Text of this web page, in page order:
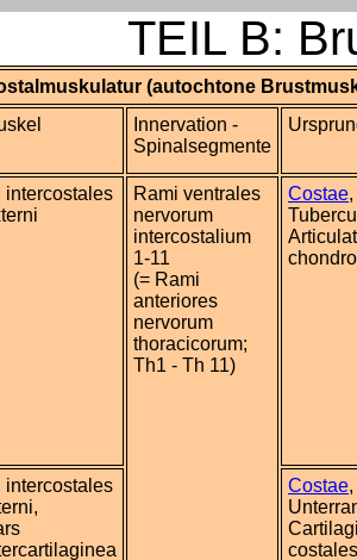
TEIL B:
(autochtone
Innervation -
Spinalsegmente
intercostales
Rami ventrales
nervorum
intercostalium
1-11
(= Rami
anteriores
nervorum
thoracicorum;
Th1 - Th 11)
Costae,
intercostales
Costae,